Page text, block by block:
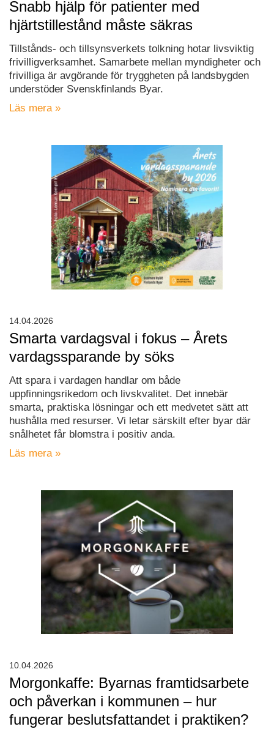
Snabb hjälp för patienter med
hjärtstillestånd måste säkras
Tillstånds- och tillsynsverkets tolkning hotar livsviktig
frivilligverksamhet. Samarbete mellan myndigheter och
frivilliga är avgörande för tryggheten på landsbygden
understöder Svenskfinlands Byar.
Läs mera »
Smarta vardagsval i fokus – Årets
vardagssparande by söks
Att spara i vardagen handlar om både
uppfinningsrikedom och livskvalitet. Det innebär
smarta, praktiska lösningar och ett medvetet sätt att
hushålla med resurser. Vi letar särskilt efter byar där
snålhetet får blomstra i positiv anda.
Läs mera »
14.04.2026
Morgonkaffe: Byarnas framtidsarbete
och påverkan i kommunen – hur
fungerar beslutsfattandet i praktiken?
10.04.2026